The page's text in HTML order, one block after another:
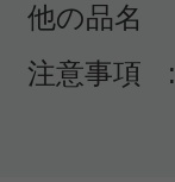
感じた
他の品名
注意事項 :